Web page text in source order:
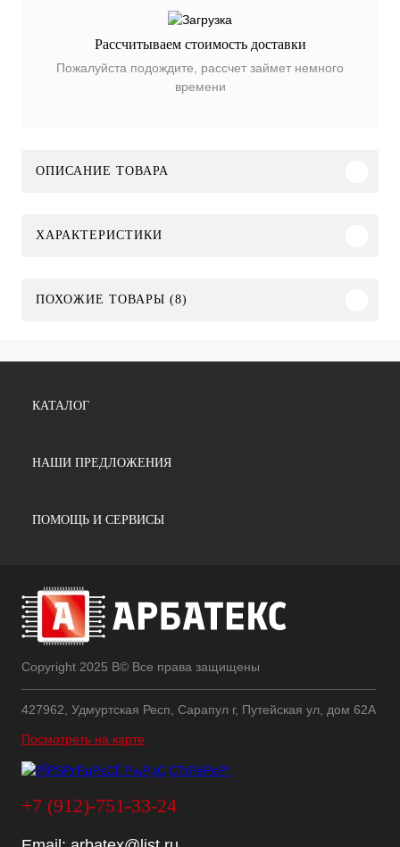
Рассчитываем стоимость доставки
Пожалуйста подождите, рассчет займет немного
времени
ОПИСАНИЕ ТОВАРА
ХАРАКТЕРИСТИКИ
ПОХОЖИЕ ТОВАРЫ (8)
КАТАЛОГ
НАШИ ПРЕДЛОЖЕНИЯ
ПОМОЩЬ И СЕРВИСЫ
Copyright 2025 В© Все права защищены
427962, Удмуртская Респ, Сарапул г, Путейская ул, дом 62А
Посмотреть на карте
+7 (912)-751-33-24